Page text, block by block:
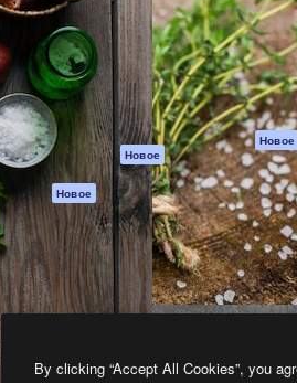
Генератор видео
ИИ
Генератор голоса
на основе ИИ
Стоковый контент
MCP для
Claude/ChatGPT
Новое
Агенты Новое
API
Мобильное
приложение
Все инструменты
Magnific
поддержки
Условия и
положения
Политика
Оригиналы Новое
Политика
cookie
Центр доверия
Партнеры
Предприятие
By clicking “Accept All Cookies”, you